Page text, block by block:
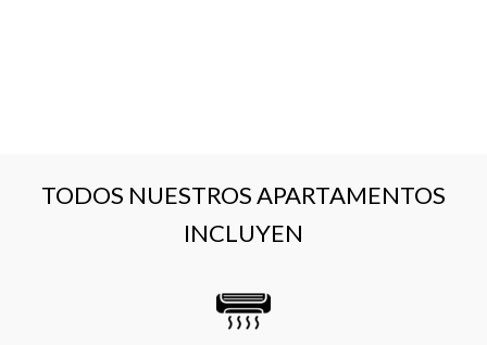
TODOS NUESTROS APARTAMENTOS
INCLUYEN